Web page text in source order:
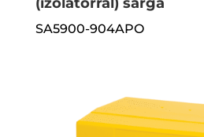
SA5900-904APO